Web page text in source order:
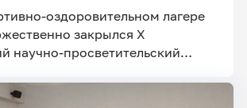
оздоровительном лагере
закрылся X
научно-просветительский